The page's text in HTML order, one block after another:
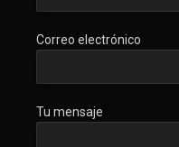
Correo electrónico
Tu mensaje